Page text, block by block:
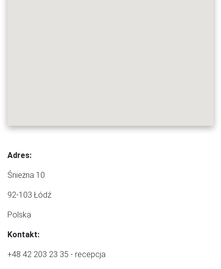
Adres:
Śnieżna 10
92-103 Łódź
Polska
Kontakt:
+48 42 203 23 35 - recepcja